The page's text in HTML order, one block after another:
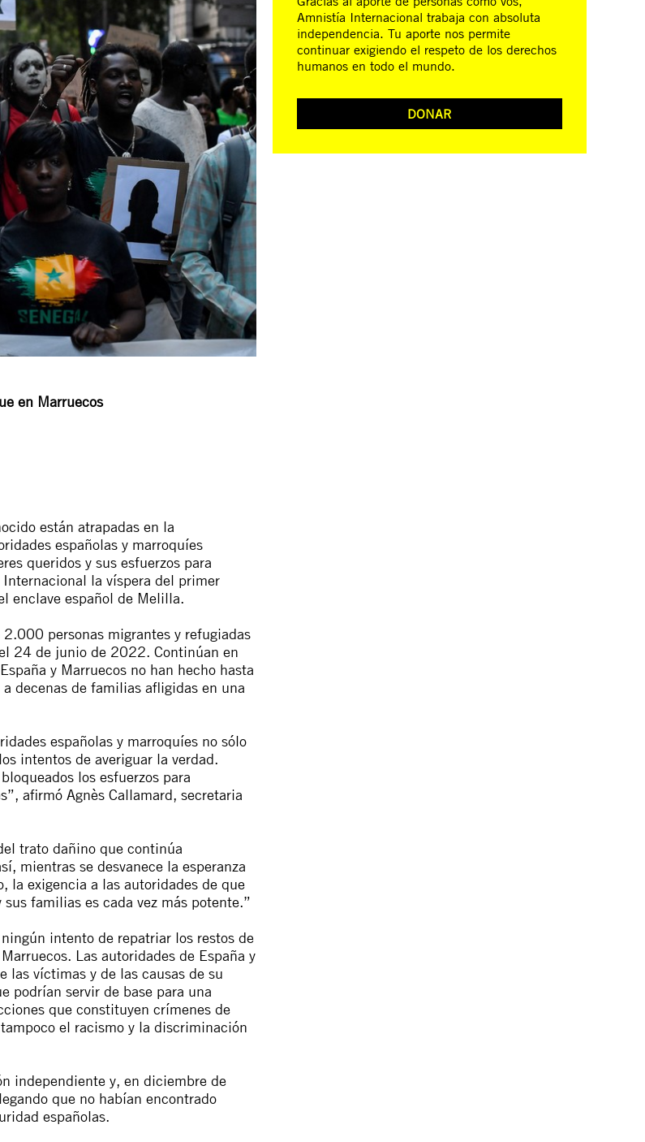
en Marruecos
están atrapadas en la
españolas y marroquíes
queridos y sus esfuerzos para
la víspera del primer
enclave español de Melilla.
personas migrantes y refugiadas
24 de junio de 2022. Continúan en
y Marruecos no han hecho hasta
decenas de familias afligidas en una
españolas y marroquíes no sólo
intentos de averiguar la verdad.
los esfuerzos para
afirmó Agnès Callamard, secretaria
trato dañino que continúa
mientras se desvanece la esperanza
la exigencia a las autoridades de que
familias es cada vez más potente.”
intento de repatriar los restos de
Las autoridades de España y
las víctimas y de las causas de su
podrían servir de base para una
que constituyen crímenes de
el racismo y la discriminación
independiente y, en diciembre de
que no habían encontrado
españolas.
Amnistía Internacional trabaja con absoluta
independencia. Tu aporte nos permite
continuar exigiendo el respeto de los derechos
humanos en todo el mundo.
DONAR